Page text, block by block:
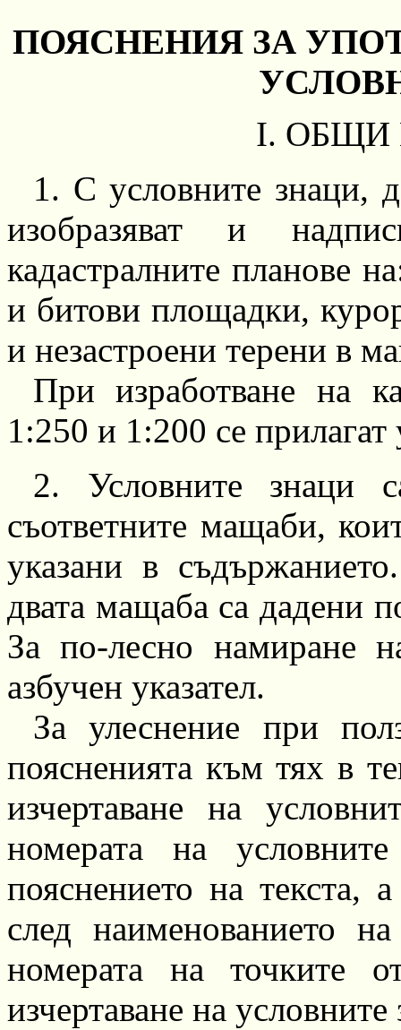
ПОЯСНЕНИЯ ЗА
I. ОБЩИ
1. С условните знаци,
изобразяват и
кадастралните планове
и битови площадки,
и незастроени терени в
При изработване на
1:250 и 1:200 се
2. Условните знаци
съответните мащаби,
указани в
двата мащаба са дадени
Запо-лесно намиране
азбучен указател.
За улеснение при
поясненията към тях в
изчертаване на
номерата на
пояснението на текста,
след наименованието
номерата на точките
изчертаване на